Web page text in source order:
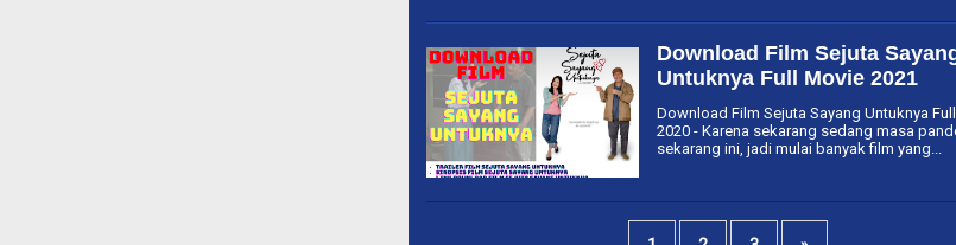
Download Film Sejuta
Untuknya Full Movie 2021
Download Film Sejuta Sayang Untuknya
2020 - Karena sekarang sedang masa
sekarang ini, jadi mulai banyak film yang...